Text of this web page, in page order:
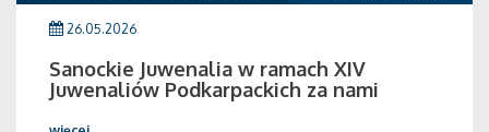
26.05.2026
Sanockie Juwenalia w ramach XIV
Juwenaliów Podkarpackich za nami